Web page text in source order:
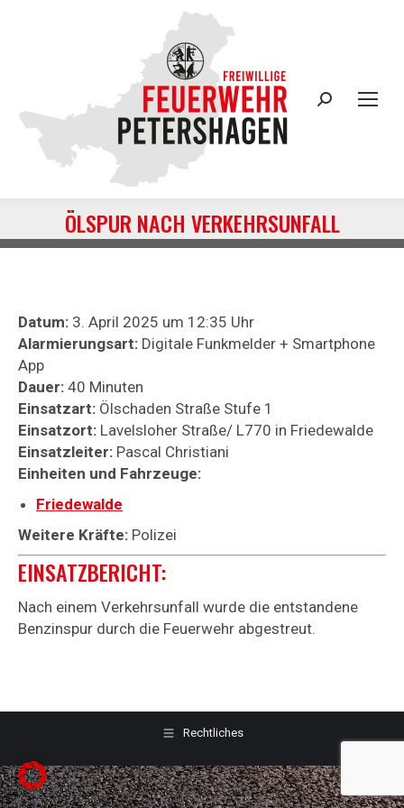
Search:
ÖLSPUR NACH VERKEHRSUNFALL
Sie befinden sich hier:
Datum: 3. April 2025 um 12:35 Uhr
Alarmierungsart: Digitale Funkmelder + Smartphone
App
Dauer: 40 Minuten
Einsatzart: Ölschaden Straße Stufe 1
Einsatzort: Lavelsloher Straße/ L770 in Friedewalde
Einsatzleiter: Pascal Christiani
Einheiten und Fahrzeuge:
Friedewalde
Weitere Kräfte: Polizei
EINSATZBERICHT:
Nach einem Verkehrsunfall wurde die entstandene
Benzinspur durch die Feuerwehr abgestreut.
Rechtliches